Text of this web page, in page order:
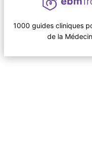
1000 guides cliniques
de la